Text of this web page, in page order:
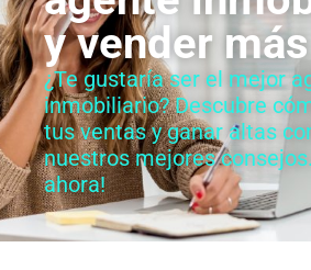
y vender más
¿Te gustaría ser el mejor
inmobiliario? Descubre
tus ventas y ganar altas
nuestros mejores
ahora!